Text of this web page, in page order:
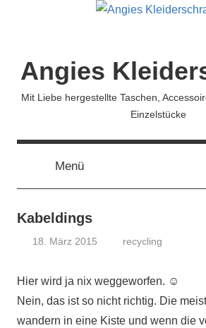
Angies
Mit Liebe hergestellte Taschen,
Einzelstücke
Menü
Kabeldings
18. März 2015
recycling
Hier wird ja nix weggeworfen. ☺
Nein, das ist so nicht richtig. Die
wandern in eine Kiste und wenn die